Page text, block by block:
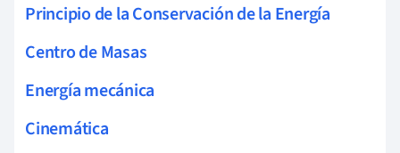
Principio de la Conservación de la Energía
Centro de Masas
Energía mecánica
Cinemática